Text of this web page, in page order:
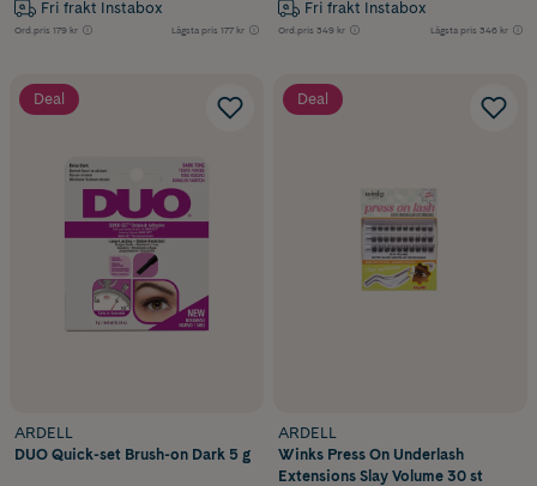
Fri frakt Instabox
Ord.pris 179 kr Lägsta pris 177 kr
Fri frakt Instabox
Ord.pris 349 kr Lägsta pris 346 kr
Deal
ARDELL
DUO Quick-set Brush-on Dark 5 g
Deal
ARDELL
Winks Press On Underlash
Extensions Slay Volume 30 st